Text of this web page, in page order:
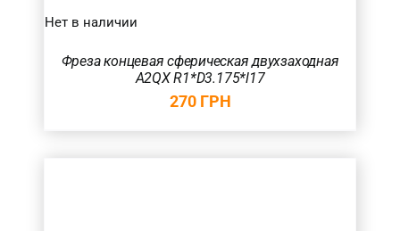
Нет в наличии
Фреза концевая сферическая двухзаходная
A2QX R1*D3.175*l17
270 ГРН